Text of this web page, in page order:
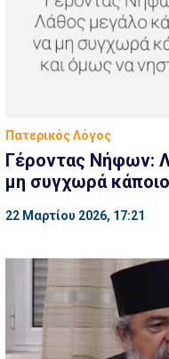
Πατερικός Λόγος
Γέροντας Νήφων:
μη συγχωρά
22 Μαρτίου 2026, 17:21